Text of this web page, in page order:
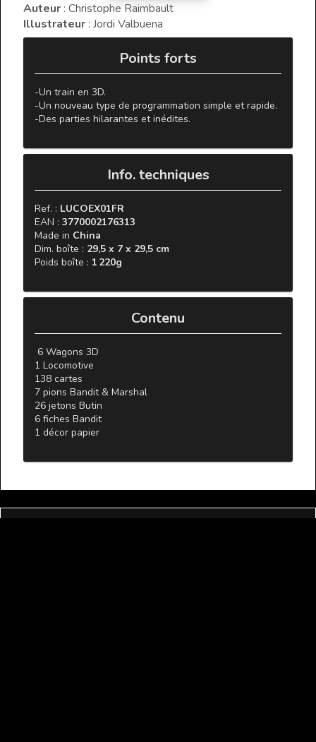
Auteur : Christophe Raimbault
Illustrateur : Jordi Valbuena
Points forts
-Un train en 3D.
-Un nouveau type de programmation simple et rapide.
-Des parties hilarantes et inédites.
Info. techniques
Ref. : LUCOEX01FR
EAN : 3770002176313
Made in China
Dim. boîte : 29,5 x 7 x 29,5 cm
Poids boîte : 1 220g
Contenu
1 Locomotive
138 cartes
7 pions Bandit & Marshal
26 jetons Butin
6 fiches Bandit
1 décor papier